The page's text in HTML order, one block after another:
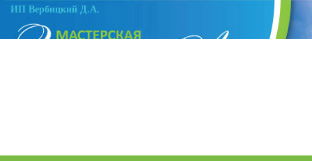
ИП Вербицкий Д.А.